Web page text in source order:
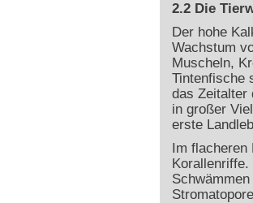
2.2 Die
Der hohe
Wachstum
Muscheln,
Tintenfische
das Zeitalter
in großer
erste
Im flacheren
Korallenriffe.